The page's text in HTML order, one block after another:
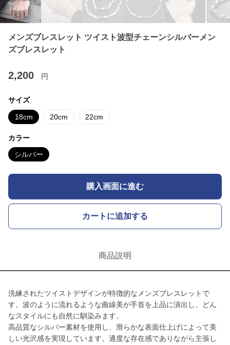
メンズブレスレット ツイスト波型チェーンシルバーメン
ズブレスレット
2,200 円
サイズ
18cm 20cm 22cm
カラー
シルバー
購入画面に進む
カートに追加する
商品説明
洗練されたツイストデザインが特徴的なメンズブレスレットで
す。波のように流れるような曲線美が手首を上品に演出し、どん
なスタイルにも自然に馴染みます。
高品質なシルバー素材を使用し、滑らかな表面仕上げによって美
しい光沢感を実現しています。適度な存在感でありながら主張し